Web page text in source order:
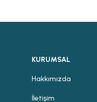
KURUMSAL
Hakkımızda
İletişim